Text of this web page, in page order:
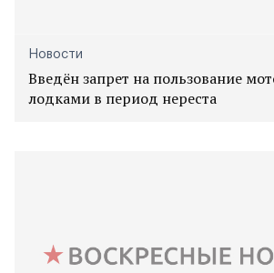
Новости
Введён запрет на пользование
лодками в период нереста